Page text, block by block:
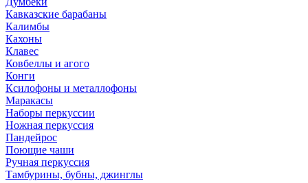
Кавказские барабаны
Калимбы
Кахоны
Клавес
Ковбеллы и агого
Конги
Ксилофоны и металлофоны
Маракасы
Наборы перкуссии
Ножная перкуссия
Пандейрос
Поющие чаши
Ручная перкуссия
Тамбурины, бубны, джинглы